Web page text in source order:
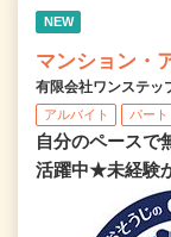
NEW
マンション・
有限会社ワンステッ
アルバイト パート
自分のペースで
活躍中★未経験